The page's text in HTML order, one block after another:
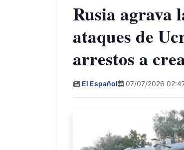
Rusia agrava
ataques de
arrestos a
El Español 07/07/2026